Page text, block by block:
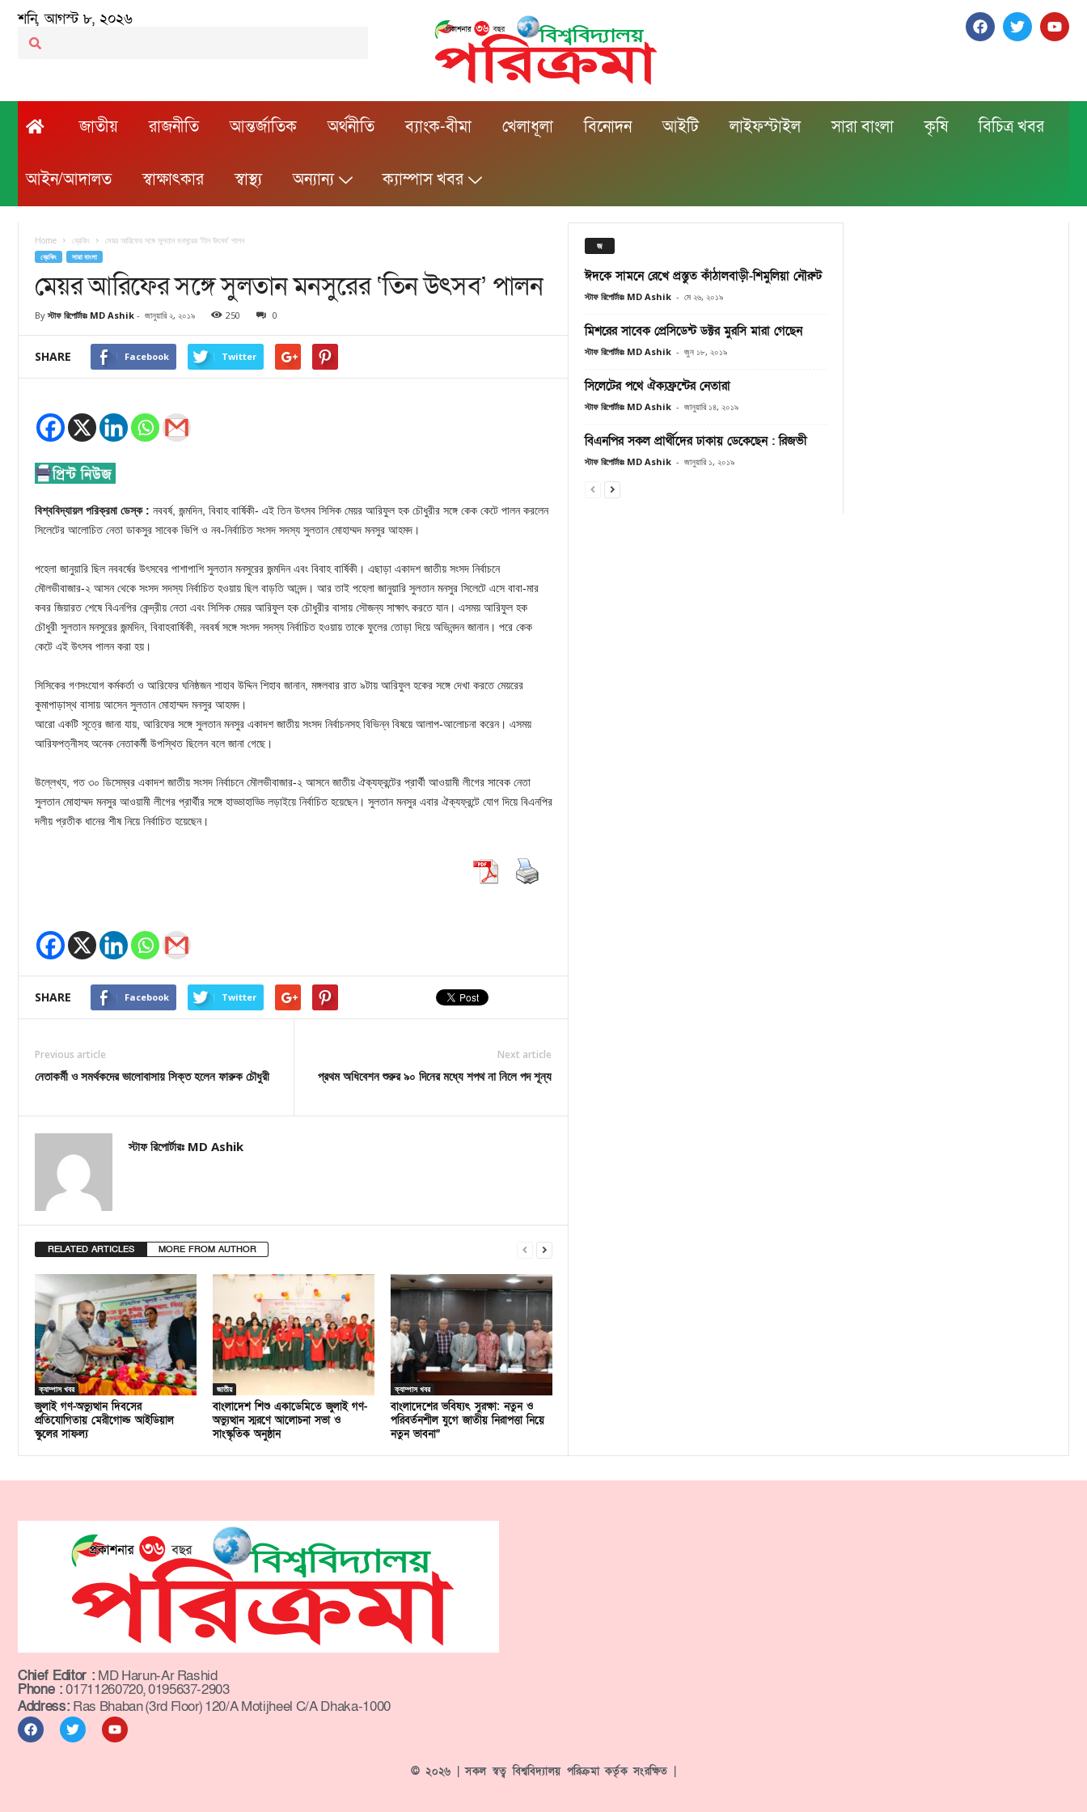
শনি, আগস্ট ৮, ২০২৬
জাতীয় রাজনীতি আন্তর্জাতিক অর্থনীতি ব্যাংক-বীমা খেলাধূলা বিনোদন আইটি লাইফস্টাইল সারা বাংলা কৃষি বিচিত্র খবর
আইন/আদালত স্বাক্ষাৎকার স্বাস্থ্য অন্যান্য ক্যাম্পাস খবর
Home ব্রেকিং মেয়র আরিফের সঙ্গে সুলতান মনসুরের ‘তিন উৎসব’ পালন
ব্রেকিং সারা বাংলা
মেয়র আরিফের সঙ্গে সুলতান মনসুরের ‘তিন উৎসব’ পালন
By স্টাফ রিপোর্টারঃ MD Ashik - জানুয়ারি ২, ২০১৯ 250 0
SHARE Facebook Twitter
বিশ্ববিদ্যায়ল পরিক্রমা ডেস্ক : নববর্ষ, জন্মদিন, বিবাহ বার্ষিকী- এই তিন উৎসব সিসিক মেয়র আরিফুল হক চৌধুরীর সঙ্গে কেক কেটে পালন করলেন
সিলেটের আলোচিত নেতা ডাকসুর সাবেক ভিপি ও নব-নির্বাচিত সংসদ সদস্য সুলতান মোহাম্মদ মনসুর আহমদ।
পহেলা জানুয়ারি ছিল নববর্ষের উৎসবের পাশাপাশি সুলতান মনসুরের জন্মদিন এবং বিবাহ বার্ষিকী। এছাড়া একাদশ জাতীয় সংসদ নির্বাচনে
মৌলভীবাজার-২ আসন থেকে সংসদ সদস্য নির্বাচিত হওয়ায় ছিল বাড়তি আনন্দ। আর তাই পহেলা জানুয়ারি সুলতান মনসুর সিলেটে এসে বাবা-মার
কবর জিয়ারত শেষে বিএনপির কেন্দ্রীয় নেতা এবং সিসিক মেয়র আরিফুল হক চৌধুরীর বাসায় সৌজন্য সাক্ষাৎ করতে যান। এসময় আরিফুল হক
চৌধুরী সুলতান মনসুরের জন্মদিন, বিবাহবার্ষিকী, নববর্ষ সঙ্গে সংসদ সদস্য নির্বাচিত হওয়ায় তাকে ফুলের তোড়া দিয়ে অভিনন্দন জানান। পরে কেক
কেটে এই উৎসব পালন করা হয়।
সিসিকের গণসংযোগ কর্মকর্তা ও আরিফের ঘনিষ্ঠজন শাহাব উদ্দিন শিহাব জানান, মঙ্গলবার রাত ৯টায় আরিফুল হকের সঙ্গে দেখা করতে মেয়রের
কুমাপাড়াস্থ বাসায় আসেন সুলতান মোহাম্মদ মনসুর আহমদ।
আরো একটি সূত্রে জানা যায়, আরিফের সঙ্গে সুলতান মনসুর একাদশ জাতীয় সংসদ নির্বাচনসহ বিভিন্ন বিষয়ে আলাপ-আলোচনা করেন। এসময়
আরিফপত্নীসহ অনেক নেতাকর্মী উপস্থিত ছিলেন বলে জানা গেছে।
উল্লেখ্য, গত ৩০ ডিসেম্বর একাদশ জাতীয় সংসদ নির্বাচনে মৌলভীবাজার-২ আসনে জাতীয় ঐক্যফ্রন্টের প্রার্থী আওয়ামী লীগের সাবেক নেতা
সুলতান মোহাম্মদ মনসুর আওয়ামী লীগের প্রার্থীর সঙ্গে হাড্ডাহাড্ডি লড়াইয়ে নির্বাচিত হয়েছেন। সুলতান মনসুর এবার ঐক্যফ্রন্টে যোগ দিয়ে বিএনপির
দলীয় প্রতীক ধানের শীষ নিয়ে নির্বাচিত হয়েছেন।
SHARE Facebook Twitter
Previous article
নেতাকর্মী ও সমর্থকদের ভালোবাসায় সিক্ত হলেন ফারুক চৌধুরী
Next article
প্রথম অধিবেশন শুরুর ৯০ দিনের মধ্যে শপথ না নিলে পদ শূন্য
স্টাফ রিপোর্টারঃ MD Ashik
RELATED ARTICLES MORE FROM AUTHOR
ক্যাম্পাস খবর
জুলাই গণ-অভ্যুত্থান দিবসের
প্রতিযোগিতায় মেরীগোল্ড আইডিয়াল
স্কুলের সাফল্য
জাতীয়
বাংলাদেশ শিশু একাডেমিতে জুলাই গণ-
অভ্যুত্থান স্মরণে আলোচনা সভা ও
সাংস্কৃতিক অনুষ্ঠান
ক্যাম্পাস খবর
বাংলাদেশের ভবিষ্যৎ সুরক্ষা: নতুন ও
পরিবর্তনশীল যুগে জাতীয় নিরাপত্তা নিয়ে
নতুন ভাবনা”
জ
ঈদকে সামনে রেখে প্রস্তুত কাঁঠালবাড়ী-শিমুলিয়া নৌরুট
স্টাফ রিপোর্টারঃ MD Ashik - মে ২৬, ২০১৯
মিশরের সাবেক প্রেসিডেন্ট ডক্টর মুরসি মারা গেছেন
স্টাফ রিপোর্টারঃ MD Ashik - জুন ১৮, ২০১৯
সিলেটের পথে ঐক্যফ্রন্টের নেতারা
স্টাফ রিপোর্টারঃ MD Ashik - জানুয়ারি ১৪, ২০১৯
বিএনপির সকল প্রার্থীদের ঢাকায় ডেকেছেন : রিজভী
স্টাফ রিপোর্টারঃ MD Ashik - জানুয়ারি ১, ২০১৯
Chief Editor : MD Harun-Ar Rashid
Phone :01711260720, 0195637-2903
Address: Ras Bhaban (3rd Floor) 120/A Motijheel C/A Dhaka-1000
© ২০২৬ | সকল স্বত্ব বিশ্ববিদ্যালয় পরিক্রমা কর্তৃক সংরক্ষিত |